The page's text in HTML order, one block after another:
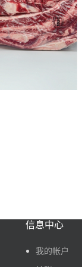
信息中心
我的帐户